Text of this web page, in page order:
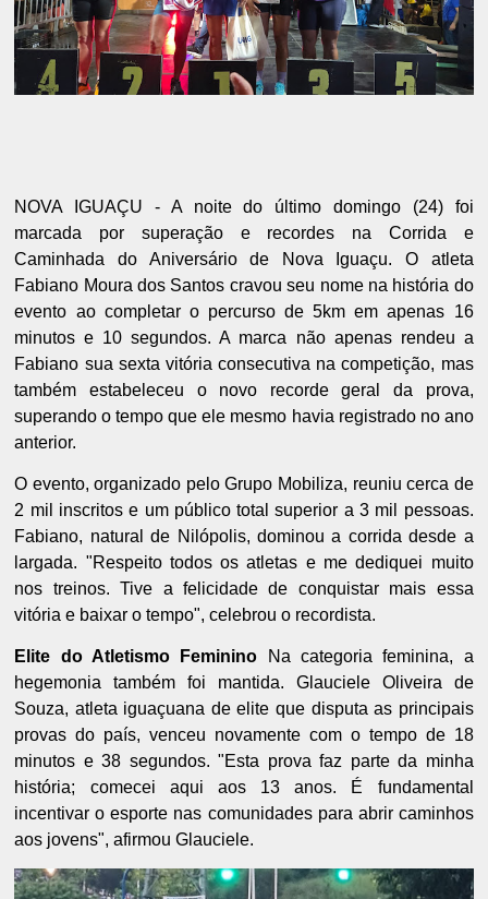
NOVA IGUAÇU - A noite do último domingo (24) foi
marcada por superação e recordes na Corrida e
Caminhada do Aniversário de Nova Iguaçu. O atleta
Fabiano Moura dos Santos cravou seu nome na história do
evento ao completar o percurso de 5km em apenas 16
minutos e 10 segundos. A marca não apenas rendeu a
Fabiano sua sexta vitória consecutiva na competição, mas
também estabeleceu o novo recorde geral da prova,
superando o tempo que ele mesmo havia registrado no ano
anterior.
O evento, organizado pelo Grupo Mobiliza, reuniu cerca de
2 mil inscritos e um público total superior a 3 mil pessoas.
Fabiano, natural de Nilópolis, dominou a corrida desde a
largada. "Respeito todos os atletas e me dediquei muito
nos treinos. Tive a felicidade de conquistar mais essa
vitória e baixar o tempo", celebrou o recordista.
Elite do Atletismo Feminino Na categoria feminina, a
hegemonia também foi mantida. Glauciele Oliveira de
Souza, atleta iguaçuana de elite que disputa as principais
provas do país, venceu novamente com o tempo de 18
minutos e 38 segundos. "Esta prova faz parte da minha
história; comecei aqui aos 13 anos. É fundamental
incentivar o esporte nas comunidades para abrir caminhos
aos jovens", afirmou Glauciele.